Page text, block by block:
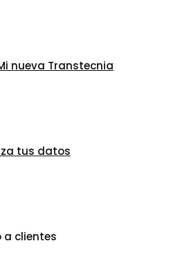
nueva Transtecnia
tus datos
a clientes